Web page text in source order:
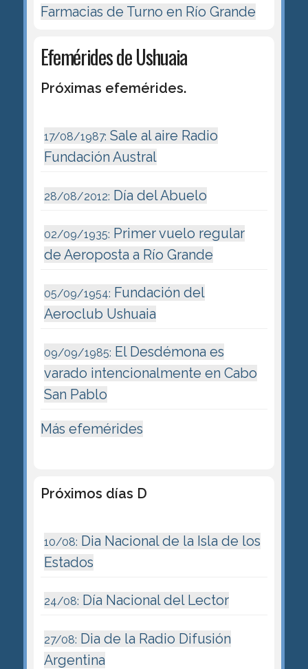
Farmacias de Turno en Río Grande
Efemérides de Ushuaia
Próximas efemérides.
17/08/1987: Sale al aire Radio
Fundación Austral
28/08/2012: Día del Abuelo
02/09/1935: Primer vuelo regular
de Aeroposta a Río Grande
05/09/1954: Fundación del
Aeroclub Ushuaia
09/09/1985: El Desdémona es
varado intencionalmente en Cabo
San Pablo
Más efemérides
Próximos días D
10/08: Dia Nacional de la Isla de los
Estados
24/08: Día Nacional del Lector
27/08: Dia de la Radio Difusión
Argentina